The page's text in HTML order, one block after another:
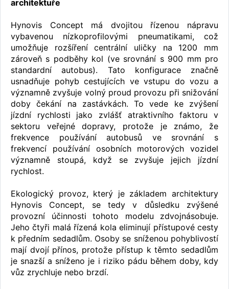
architektuře
Hynovis Concept má dvojitou řízenou nápravu
vybavenou nízkoprofilovými pneumatikami, což
umožňuje rozšíření centrální uličky na 1200 mm
zároveň s podběhy kol (ve srovnání s 900 mm pro
standardní autobus). Tato konfigurace značně
usnadňuje pohyb cestujících ve vstupu do vozu a
významně zvyšuje volný proud provozu při snižování
doby čekání na zastávkách. To vede ke zvýšení
jízdní rychlosti jako zvlášť atraktivního faktoru v
sektoru veřejné dopravy, protože je známo, že
frekvence používání autobusů ve srovnání s
frekvencí používání osobních motorových vozidel
významně stoupá, když se zvyšuje jejich jízdní
rychlost.
Ekologický provoz, který je základem architektury
Hynovis Concept, se tedy v důsledku zvýšené
provozní účinnosti tohoto modelu zdvojnásobuje.
Jeho čtyři malá řízená kola eliminují přístupové cesty
k předním sedadlům. Osoby se sníženou pohyblivostí
mají dvojí přínos, protože přístup k těmto sedadlům
je snazší a sníženo je i riziko pádu během doby, kdy
vůz zrychluje nebo brzdí.